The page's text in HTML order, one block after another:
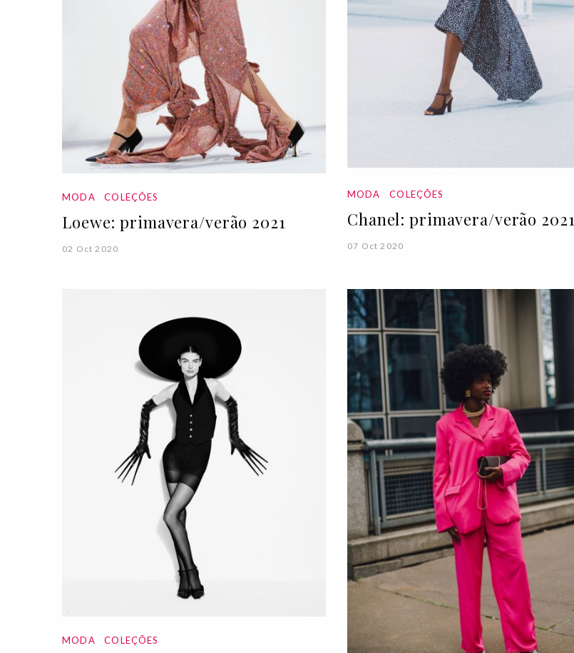
MODA COLEÇÕES
Loewe: primavera/verão 2021
02 Oct 2020
MODA COLEÇÕES
Chanel: primavera/verão 2021
07 Oct 2020
MODA COLEÇÕES